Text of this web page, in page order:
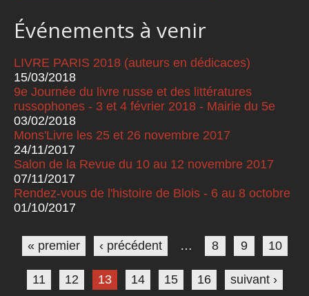
Événements à venir
LIVRE PARIS 2018 (auteurs en dédicaces)
15/03/2018
9e Journée du livre russe et des littératures
russophones - 3 et 4 février 2018 - Mairie du 5e
03/02/2018
Mons'Livre les 25 et 26 novembre 2017
24/11/2017
Salon de la Revue du 10 au 12 novembre 2017
07/11/2017
Rendez-vous de l'histoire de Blois - 6 au 8 octobre
01/10/2017
Pages
« premier ‹ précédent … 8 9 10
11 12 13 14 15 16 suivant ›